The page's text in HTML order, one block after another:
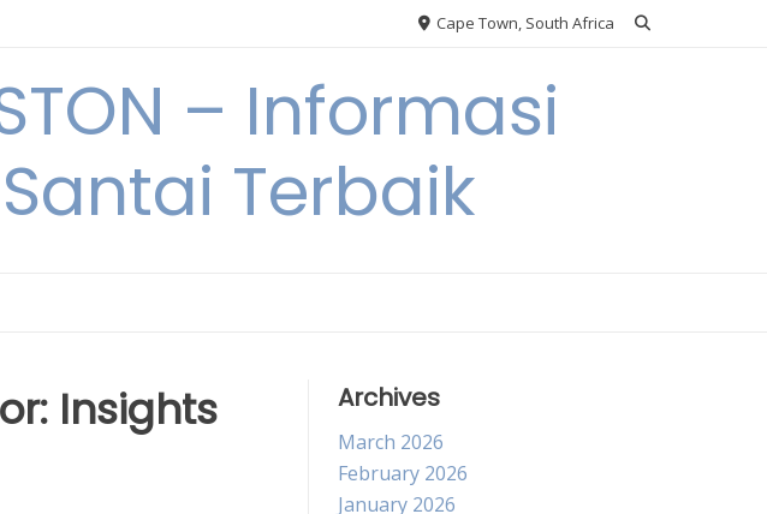
Cape Town, South Africa
– Informasi
Terbaik
Insights
Archives
March 2026
February 2026
January 2026